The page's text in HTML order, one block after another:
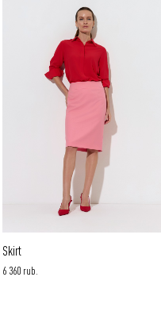
Skirt
6 360 rub.